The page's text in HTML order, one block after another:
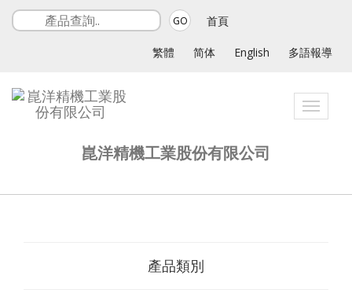
GO 首頁
繁體 简体 English 多語報導
Toggle
崑洋精機工業股份有限公司
產品類別